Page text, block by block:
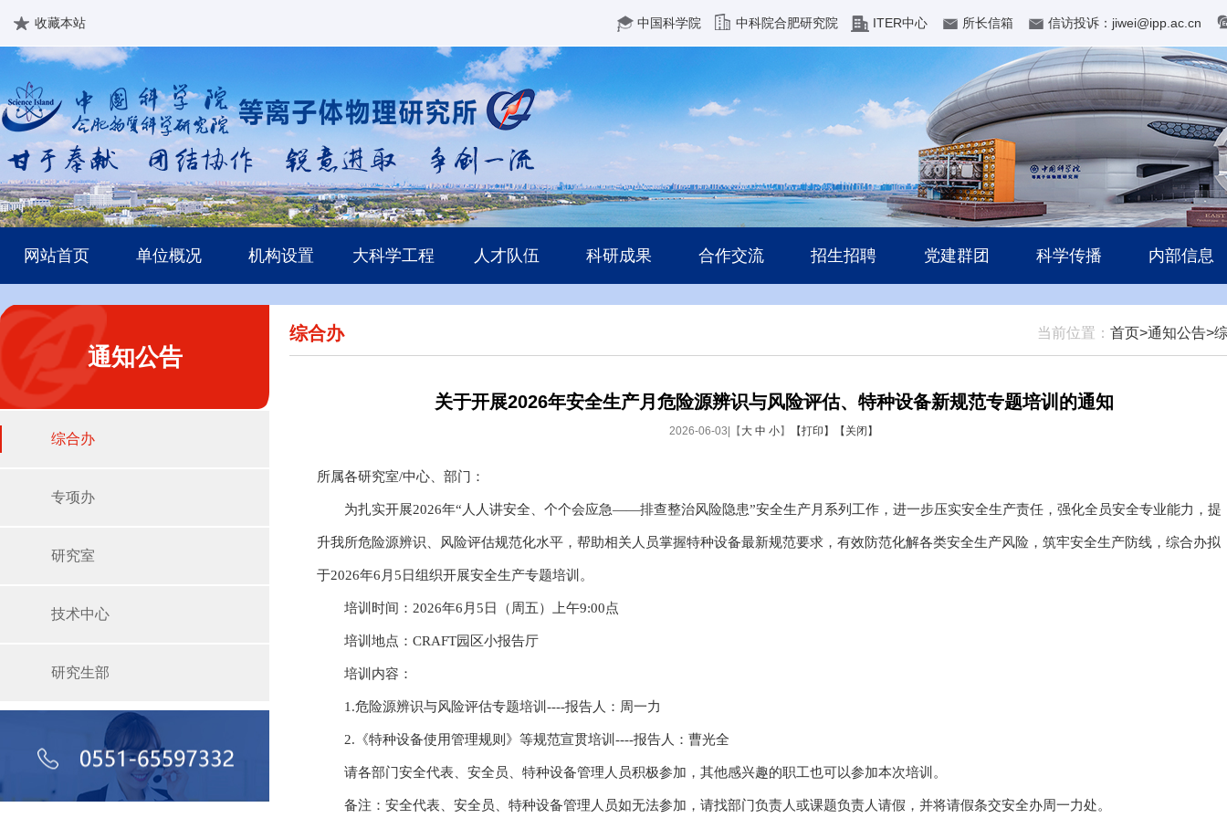
收藏本站 中国科学院 中科院合肥研究院 ITER中心 所长信箱 信访投诉：jiwei@ipp.ac.cn
网站首页 单位概况 机构设置 大科学工程 人才队伍 科研成果 合作交流 招生招聘 党建群团 科学传播 内部信息
通知公告
综合办
专项办
研究室
技术中心
研究生部
当前位置： 首页>通知公告>
综合办
关于开展2026年安全生产月危险源辨识与风险评估、特种设备新规范专题培训的通知
2026-06-03|【 大 中 小】 【打印】 【关闭】
所属各研究室/中心、部门：
为扎实开展2026年“人人讲安全、个个会应急——排查整治风险隐患”安全生产月系列工作，进一步压实安全生产责任，强化全员安全专业能力，提
升我所危险源辨识、风险评估规范化水平，帮助相关人员掌握特种设备最新规范要求，有效防范化解各类安全生产风险，筑牢安全生产防线，综合办拟
于2026年6月5日组织开展安全生产专题培训。
培训时间：2026年6月5日（周五）上午9:00点
培训地点：CRAFT园区小报告厅
培训内容：
1.危险源辨识与风险评估专题培训----报告人：周一力
2.《特种设备使用管理规则》等规范宣贯培训----报告人：曹光全
请各部门安全代表、安全员、特种设备管理人员积极参加，其他感兴趣的职工也可以参加本次培训。
备注：安全代表、安全员、特种设备管理人员如无法参加，请找部门负责人或课题负责人请假，并将请假条交安全办周一力处。